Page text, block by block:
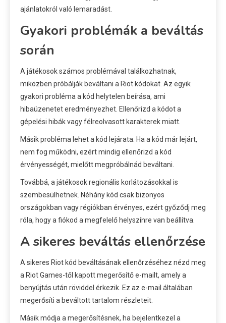
ajánlatokról való lemaradást.
Gyakori problémák a beváltás
során
A játékosok számos problémával találkozhatnak,
miközben próbálják beváltani a Riot kódokat. Az egyik
gyakori probléma a kód helytelen beírása, ami
hibaüzenetet eredményezhet. Ellenőrizd a kódot a
gépelési hibák vagy félreolvasott karakterek miatt.
Másik probléma lehet a kód lejárata. Ha a kód már lejárt,
nem fog működni, ezért mindig ellenőrizd a kód
érvényességét, mielőtt megpróbálnád beváltani.
Továbbá, a játékosok regionális korlátozásokkal is
szembesülhetnek. Néhány kód csak bizonyos
országokban vagy régiókban érvényes, ezért győződj meg
róla, hogy a fiókod a megfelelő helyszínre van beállítva.
A sikeres beváltás ellenőrzése
A sikeres Riot kód beváltásának ellenőrzéséhez nézd meg
a Riot Games-től kapott megerősítő e-mailt, amely a
benyújtás után röviddel érkezik. Ez az e-mail általában
megerősíti a beváltott tartalom részleteit.
Másik módja a megerősítésnek, ha bejelentkezel a